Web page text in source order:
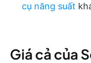
cụ năng suất
Giá cả của